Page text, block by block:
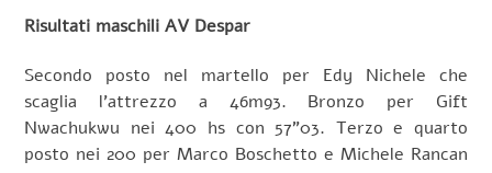
Risultati maschili AV Despar
Secondo posto nel martello per Edy Nichele che
scaglia l’attrezzo a 46m93. Bronzo per Gift
Nwachukwu nei 400 hs con 57”03. Terzo e quarto
posto nei 200 per Marco Boschetto e Michele Rancan